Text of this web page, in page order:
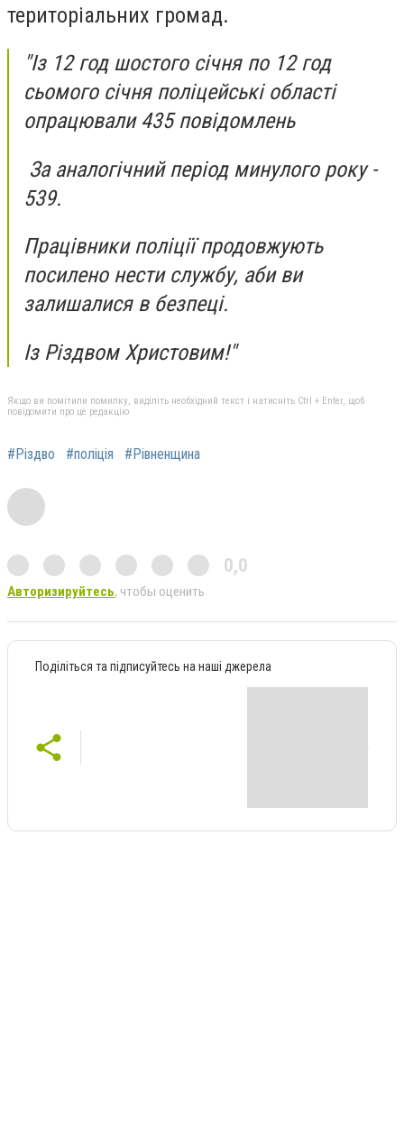
територіальних громад.
"Із 12 год шостого січня по 12 год
сьомого січня поліцейські області
опрацювали 435 повідомлень
За аналогічний період минулого року -
539.
Працівники поліції продовжують
посилено нести службу, аби ви
залишалися в безпеці.
Із Різдвом Христовим!"
Якщо ви помітили помилку, виділіть необхідний текст і натисніть Ctrl + Enter, щоб
повідомити про це редакцію
#Різдво #поліція #Рівненщина
0,0
Авторизируйтесь, чтобы оценить
Поділіться та підписуйтесь на наші джерела